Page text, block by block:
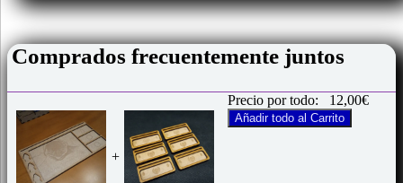
Comprados frecuentemente juntos
+
Precio por todo: 12,00€
Añadir todo al Carrito